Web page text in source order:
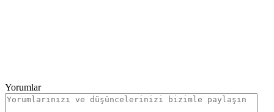
Yorumlar